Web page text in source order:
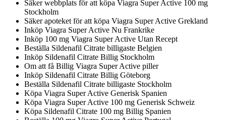
Säker webbplats för att köpa Viagra Super Active 100 mg
Stockholm
Säker apoteket för att köpa Viagra Super Active Grekland
Inköp Viagra Super Active Nu Frankrike
Inköp 100 mg Viagra Super Active Utan Recept
Beställa Sildenafil Citrate billigaste Belgien
Inköp Sildenafil Citrate Billig Stockholm
Om att få Billig Viagra Super Active piller
Inköp Sildenafil Citrate Billig Göteborg
Beställa Sildenafil Citrate billigaste Stockholm
Köpa Viagra Super Active Generisk Spanien
Köpa Viagra Super Active 100 mg Generisk Schweiz
Köpa Sildenafil Citrate 100 mg Billig Spanien